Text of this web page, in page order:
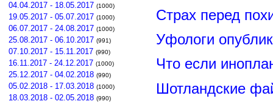
04.04.2017 - 18.05.2017 (1000)
19.05.2017 - 05.07.2017 (1000)
06.07.2017 - 24.08.2017 (1000)
25.08.2017 - 06.10.2017 (991)
07.10.2017 - 15.11.2017 (990)
16.11.2017 - 24.12.2017 (1000)
25.12.2017 - 04.02.2018 (990)
05.02.2018 - 17.03.2018 (1000)
18.03.2018 - 02.05.2018 (990)
Страх перед
Уфологи
Что если
Шотландские